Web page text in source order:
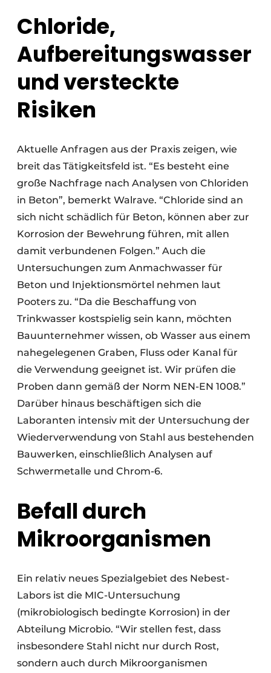
Chloride,
Aufbereitungswasser
und versteckte
Risiken
Aktuelle Anfragen aus der Praxis zeigen, wie
breit das Tätigkeitsfeld ist. “Es besteht eine
große Nachfrage nach Analysen von Chloriden
in Beton”, bemerkt Walrave. “Chloride sind an
sich nicht schädlich für Beton, können aber zur
Korrosion der Bewehrung führen, mit allen
damit verbundenen Folgen.” Auch die
Untersuchungen zum Anmachwasser für
Beton und Injektionsmörtel nehmen laut
Pooters zu. “Da die Beschaffung von
Trinkwasser kostspielig sein kann, möchten
Bauunternehmer wissen, ob Wasser aus einem
nahegelegenen Graben, Fluss oder Kanal für
die Verwendung geeignet ist. Wir prüfen die
Proben dann gemäß der Norm NEN-EN 1008.”
Darüber hinaus beschäftigen sich die
Laboranten intensiv mit der Untersuchung der
Wiederverwendung von Stahl aus bestehenden
Bauwerken, einschließlich Analysen auf
Schwermetalle und Chrom-6.
Befall durch
Mikroorganismen
Ein relativ neues Spezialgebiet des Nebest-
Labors ist die MIC-Untersuchung
(mikrobiologisch bedingte Korrosion) in der
Abteilung Microbio. “Wir stellen fest, dass
insbesondere Stahl nicht nur durch Rost,
sondern auch durch Mikroorganismen